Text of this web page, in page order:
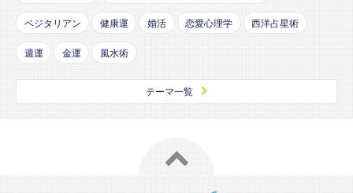
ベジタリアン 健康運 婚活 恋愛心理学 西洋占星術
週運 金運 風水術
テーマ一覧